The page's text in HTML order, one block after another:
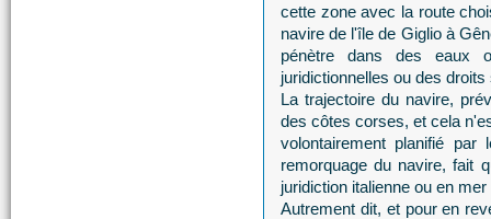
cette zone avec la route
navire de l'île de Giglio à
pénètre dans des eaux
juridictionnelles ou des
La trajectoire du navire,
des côtes corses, et cela
volontairement planifié
remorquage du navire, fait
juridiction italienne ou en mer
Autrement dit, et pour en